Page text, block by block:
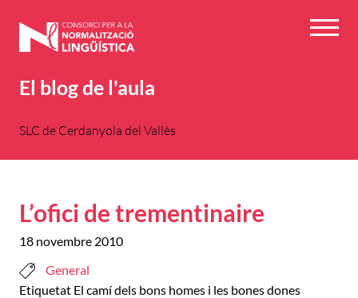
El blog de l'aula
SLC de Cerdanyola del Vallès
L’ofici de trementinaire
18 novembre 2010
General
Etiquetat El camí dels bons homes i les bones dones